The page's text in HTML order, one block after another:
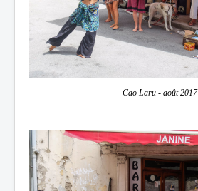
Cao Laru - août 2017